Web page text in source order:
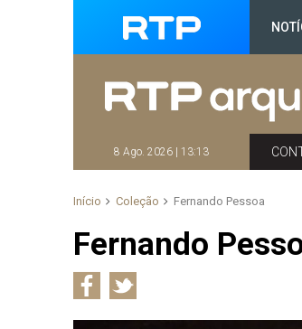
8 Ago. 2026 | 13:13
Início Coleção Fernando Pessoa
Fernando